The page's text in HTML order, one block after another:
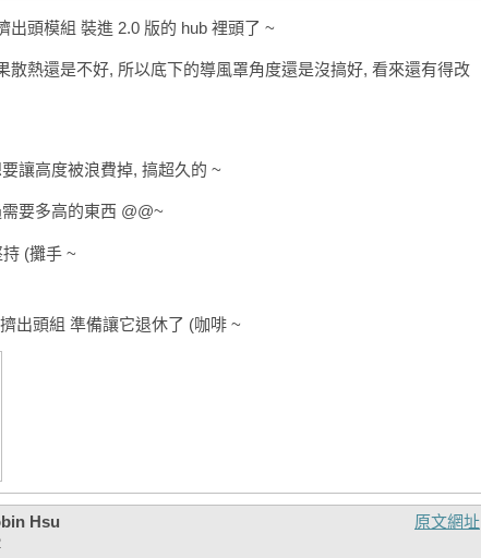
出頭模組 裝進 2.0 版的 hub 裡頭了 ~
散熱還是不好, 所以底下的導風罩角度還是沒搞好, 看來還有得改
讓高度被浪費掉, 搞超久的 ~
要多高的東西 @@~
(攤手 ~
出頭組 準備讓它退休了 (咖啡 ~
原文網址
Hsu